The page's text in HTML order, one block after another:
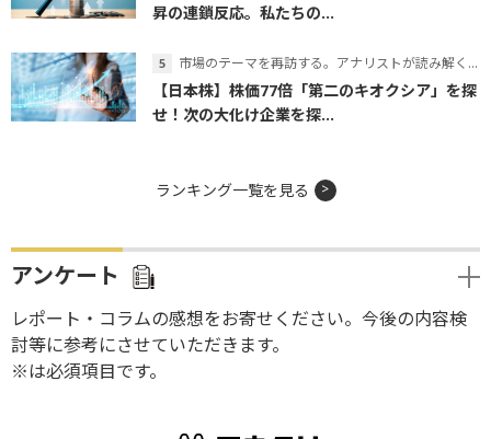
昇の連鎖反応。私たちの...
市場のテーマを再訪する。アナリストが読み解くテーマの本質
【日本株】株価77倍「第二のキオクシア」を探
せ！次の大化け企業を探...
ランキング一覧を見る
アンケート
レポート・コラムの感想をお寄せください。今後の内容検
討等に参考にさせていただきます。
※は必須項目です。